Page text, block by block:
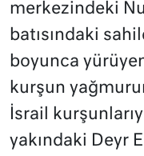
merkezindeki
batısındaki
boyunca
kurşun
İsrail
yakındaki Deyr